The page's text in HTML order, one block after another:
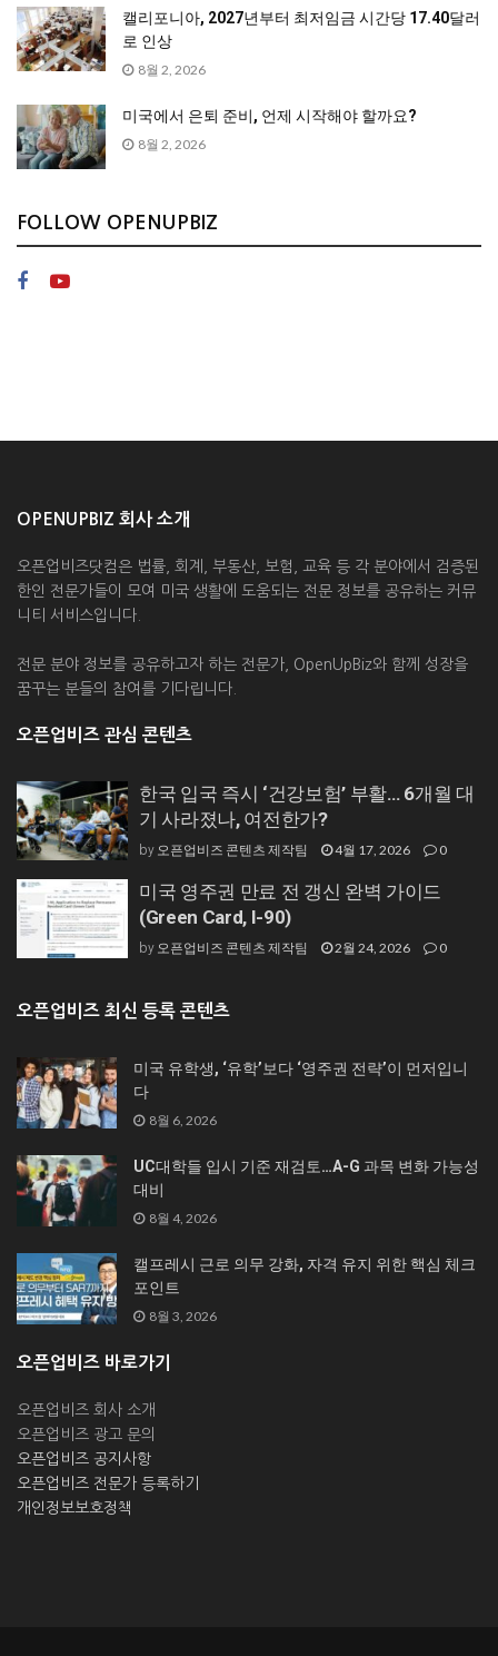
캘리포니아, 2027년부터 최저임금 시간당 17.40달러
로 인상
8월 2, 2026
미국에서 은퇴 준비, 언제 시작해야 할까요?
8월 2, 2026
FOLLOW OPENUPBIZ
OPENUPBIZ 회사 소개
오픈업비즈닷컴은 법률, 회계, 부동산, 보험, 교육 등 각 분야에서 검증된
한인 전문가들이 모여 미국 생활에 도움되는 전문 정보를 공유하는 커뮤
니티 서비스입니다.
전문 분야 정보를 공유하고자 하는 전문가, OpenUpBiz와 함께 성장을
꿈꾸는 분들의 참여를 기다립니다.
오픈업비즈 관심 콘텐츠
한국 입국 즉시 ‘건강보험’ 부활… 6개월 대
기 사라졌나, 여전한가?
by 오픈업비즈 콘텐츠 제작팀 4월 17, 2026 0
미국 영주권 만료 전 갱신 완벽 가이드
(Green Card, I-90)
by 오픈업비즈 콘텐츠 제작팀 2월 24, 2026 0
오픈업비즈 최신 등록 콘텐츠
미국 유학생, ‘유학’보다 ‘영주권 전략’이 먼저입니
다
8월 6, 2026
UC대학들 입시 기준 재검토…A-G 과목 변화 가능성
대비
8월 4, 2026
캘프레시 근로 의무 강화, 자격 유지 위한 핵심 체크
포인트
8월 3, 2026
오픈업비즈 바로가기
오픈업비즈 회사 소개
오픈업비즈 광고 문의
오픈업비즈 공지사항
오픈업비즈 전문가 등록하기
개인정보보호정책